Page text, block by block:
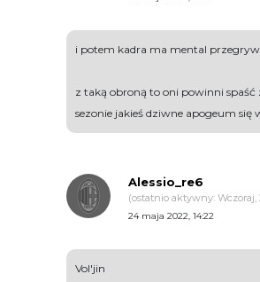
i potem kadra ma mental
z taką obroną to oni powinni
sezonie jakieś dziwne apogeum się
Alessio_re6
(ostatnio aktywny: Wczoraj,
24 maja 2022, 14:22
Vol'jin